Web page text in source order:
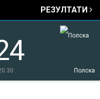
РЕЗУЛТАТИ
Полска